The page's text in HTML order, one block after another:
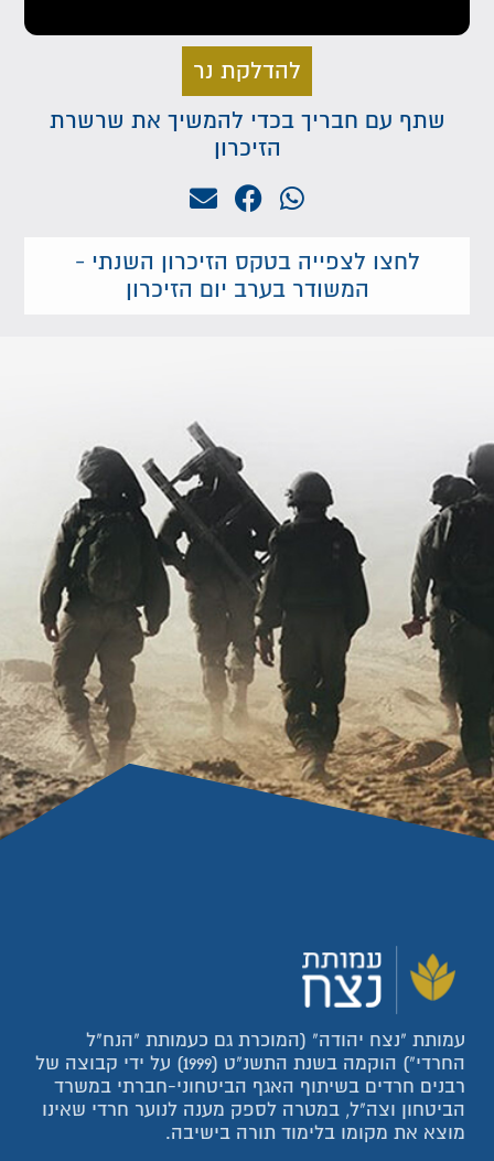
להדלקת נר
שתף עם חבריך בכדי להמשיך את שרשרת
הזיכרון
לחצו לצפייה בטקס הזיכרון השנתי -
המשודר בערב יום הזיכרון
עמותת "נצח יהודה" (המוכרת גם כעמותת "הנח"ל
החרדי") הוקמה בשנת התשנ"ט (1999) על ידי קבוצה של
רבנים חרדים בשיתוף האגף הביטחוני-חברתי במשרד
הביטחון וצה"ל, במטרה לספק מענה לנוער חרדי שאינו
מוצא את מקומו בלימוד תורה בישיבה.